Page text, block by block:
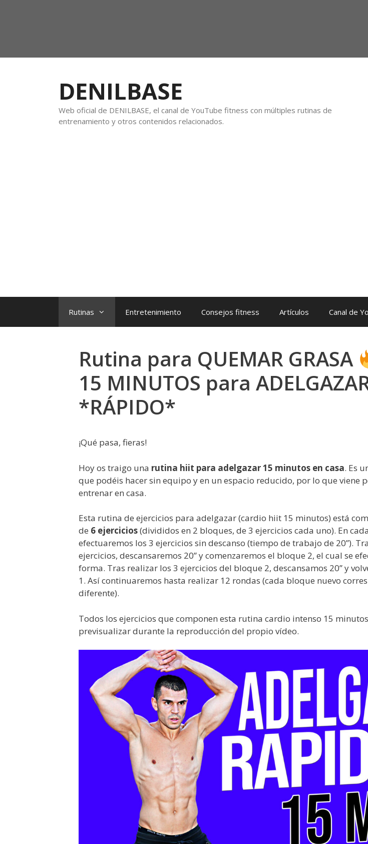
DENILBASE
Web oficial de DENILBASE, el canal de YouTube fitness con múltiples rutinas de
entrenamiento y otros contenidos relacionados.
Rutinas Entretenimiento Consejos fitness Artículos Canal de
Rutina para QUEMAR GRASA
15 MINUTOS para
*RÁPIDO*
¡Qué pasa, fieras!
Hoy os traigo una rutina hiit para adelgazar 15 minutos en casa. Es
que podéis hacer sin equipo y en un espacio reducido, por lo que viene
entrenar en casa.
Esta rutina de ejercicios para adelgazar (cardio hiit 15 minutos) está
de 6 ejercicios(divididos en 2 bloques, de 3 ejercicios cada uno). En
efectuaremos los 3 ejercicios sin descanso (tiempo de trabajo de 20’’).
ejercicios, descansaremos 20’’ y comenzaremos el bloque 2, el cual se
forma. Tras realizar los 3 ejercicios del bloque 2, descansamos 20’’ y
1. Así continuaremos hasta realizar 12 rondas (cada bloque nuevo
diferente).
Todos los ejercicios que componen esta rutina cardio intenso 15
previsualizar durante la reproducción del propio vídeo.